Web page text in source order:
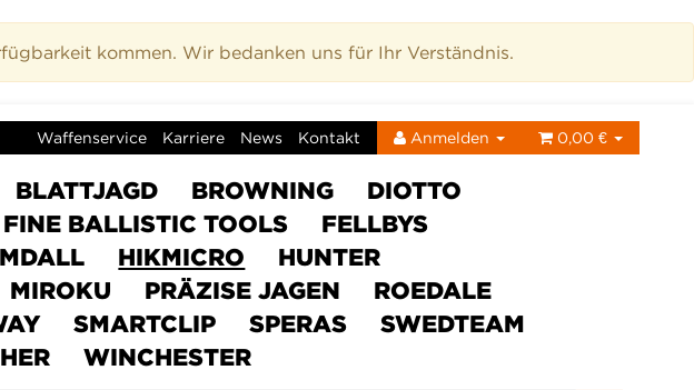
kommen. Wir bedanken uns für Ihr Verständnis.
Waffenservice Karriere News Kontakt Anmelden 0,00 €
BLATTJAGD BROWNING
DIOTTO
BALLISTIC TOOLS
FELLBYS
HIKMICRO
HUNTER
MIROKU PRÄZISE JAGEN
ROEDALE
SMARTCLIP SPERAS
SWEDTEAM
WINCHESTER